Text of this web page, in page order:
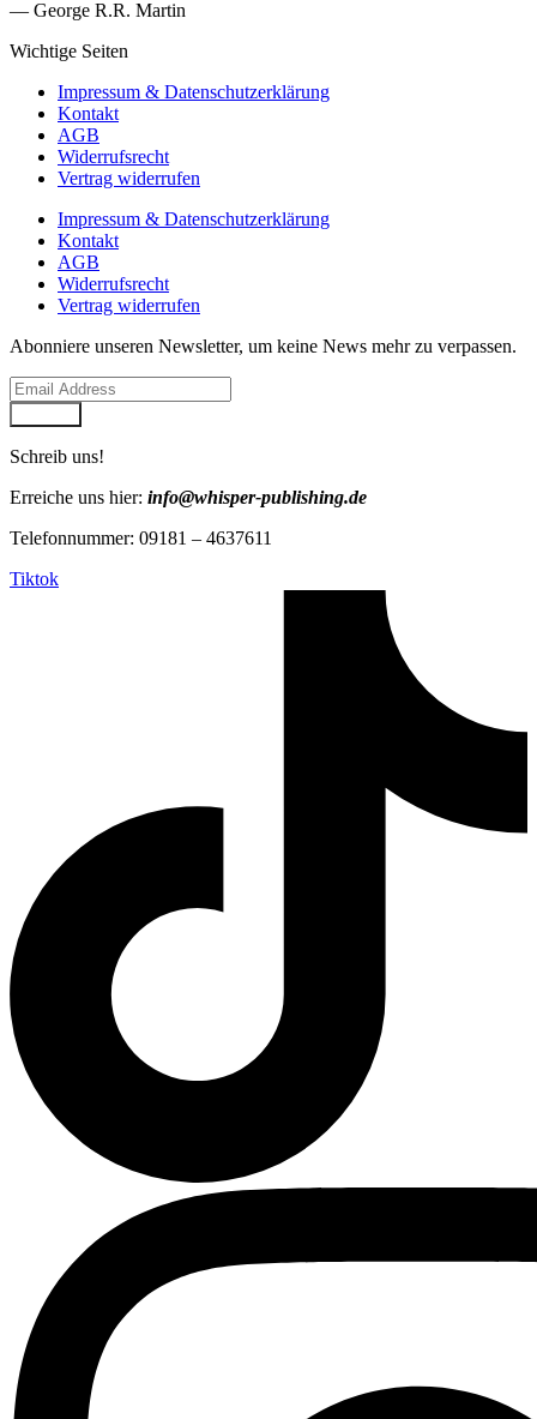
— George R.R. Martin
Wichtige Seiten
Impressum & Datenschutzerklärung
Kontakt
AGB
Widerrufsrecht
Vertrag widerrufen
Impressum & Datenschutzerklärung
Kontakt
AGB
Widerrufsrecht
Vertrag widerrufen
Abonniere unseren Newsletter, um keine News mehr zu verpassen.
Schreib uns!
Erreiche uns hier: info@whisper-publishing.de
Telefonnummer: 09181 – 4637611
Tiktok